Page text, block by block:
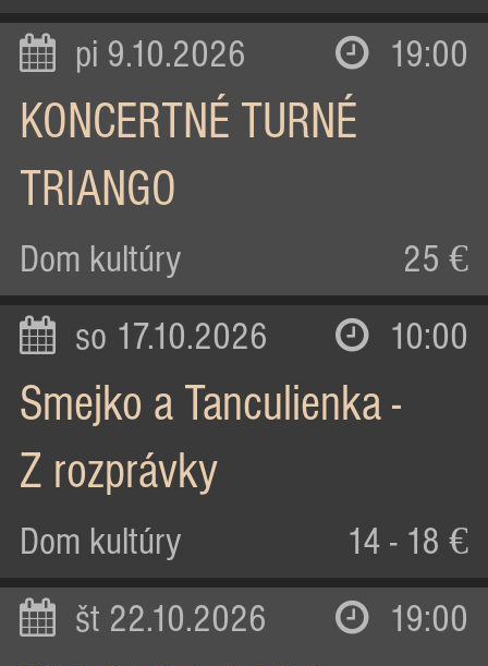
pi 9.10.2026 19:00
KONCERTNÉ TURNÉ
TRIANGO
Dom kultúry 25 €
so 17.10.2026 10:00
Smejko a Tanculienka -
Z rozprávky
Dom kultúry 14 - 18 €
št 22.10.2026 19:00